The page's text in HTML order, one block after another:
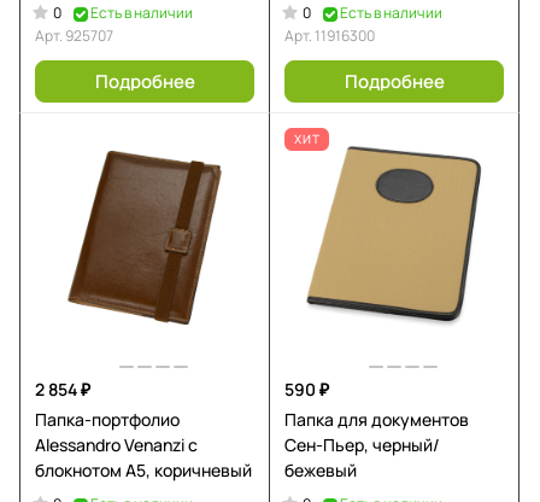
0
Есть в наличии
Арт. 925707
Подробнее
0
Есть в наличии
Арт. 11916300
Подробнее
2 854 ₽
Папка-портфолио
Alessandro Venanzi с
блокнотом А5, коричневый
ХИТ
590 ₽
Папка для документов
Сен-Пьер, черный/
бежевый